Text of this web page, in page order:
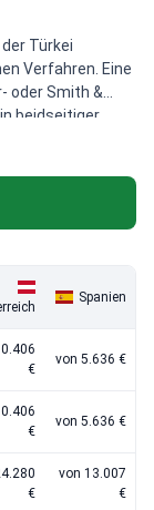
Türkei
Verfahren. Eine
oder Smith &
beidseitiger
invasive
Spezialisten
er den
Spanien
€
von 5.636 €
€
von 5.636 €
€
von 13.007
€